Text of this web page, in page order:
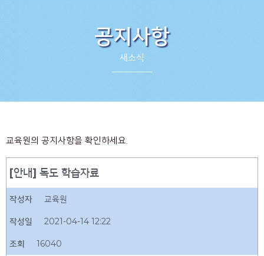
공지사항
새소식
교육원의 공지사항을 확인하세요.
[안내] 독도 학습자료
작성자 교육원
작성일 2021-04-14 12:22
조회 16040